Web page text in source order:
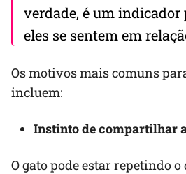
verdade, é um
eles se sentem em
Os motivos mais comuns
incluem:
Instinto de compartilhar
O gato pode estar repetindo o